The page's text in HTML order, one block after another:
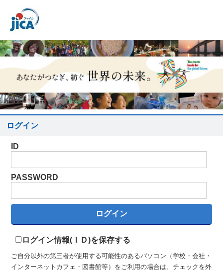
ログイン
ID
PASSWORD
ログイン情報(ＩＤ)を保存する
ご自分以外の第三者が使用する可能性のあるパソコン（学校・会社・
インターネットカフェ・図書館等）をご利用の場合は、チェックを外